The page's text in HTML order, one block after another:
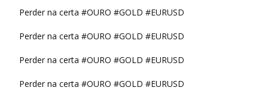
Perder na certa #OURO #GOLD #EURUSD
Perder na certa #OURO #GOLD #EURUSD
Perder na certa #OURO #GOLD #EURUSD
Perder na certa #OURO #GOLD #EURUSD